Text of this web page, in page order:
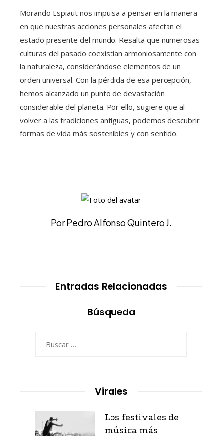
Morando Espiaut nos impulsa a pensar en la manera
en que nuestras acciones personales afectan el
estado presente del mundo. Resalta que numerosas
culturas del pasado coexistían armoniosamente con
la naturaleza, considerándose elementos de un
orden universal. Con la pérdida de esa percepción,
hemos alcanzado un punto de devastación
considerable del planeta. Por ello, sugiere que al
volver a las tradiciones antiguas, podemos descubrir
formas de vida más sostenibles y con sentido.
Por Pedro Alfonso Quintero J.
Entradas Relacionadas
Búsqueda
Virales
Los festivales de
música más